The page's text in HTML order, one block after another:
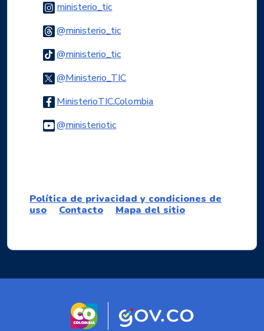
ministerio_ticLogo Instagram
@ministerio_ticLogo Threads
@ministerio_ticLogo Tiktok
@Ministerio_TICLogo Twitter
MinisterioTIC.ColombiaLogo Facebook
@ministerioticLogo Youtube
Política de privacidad y condiciones de
uso
Contacto Mapa del sitio
Logo marca Colombia